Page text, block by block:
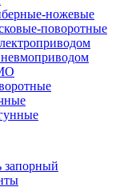
ножевые
поворотные
запорный